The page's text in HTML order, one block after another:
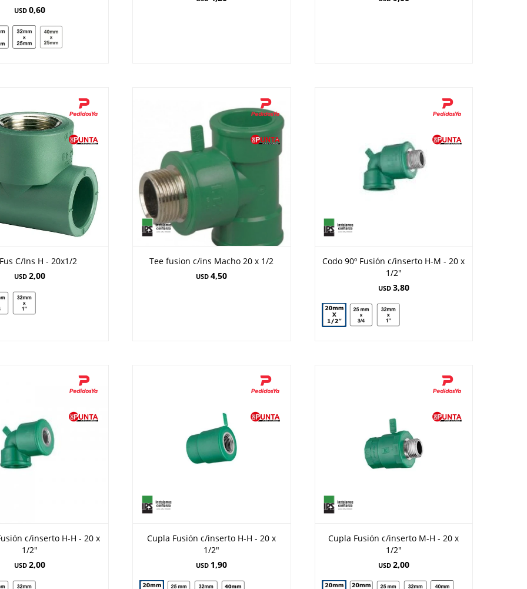
USD 0,60
C/Ins H - 20x1/2
USD 2,00
Tee fusion c/ins Macho 20 x 1/2
USD 4,50
Codo 90º Fusión c/inserto H-M - 20 x
1/2"
USD 3,80
c/inserto H-H - 20 x
1/2"
USD 2,00
Cupla Fusión c/inserto H-H - 20 x
1/2"
USD 1,90
Cupla Fusión c/inserto M-H - 20 x
1/2"
USD 2,00